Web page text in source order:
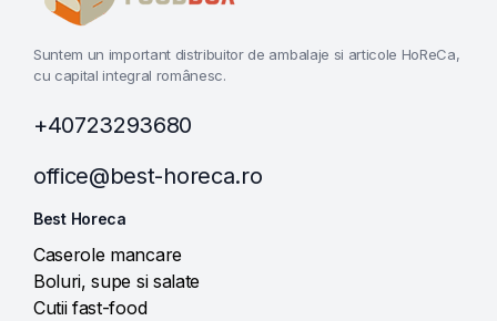
Suntem un important distribuitor de ambalaje si articole HoReCa,
cu capital integral românesc.
+40723293680
office@best-horeca.ro
Best Horeca
Caserole mancare
Boluri, supe si salate
Cutii fast-food